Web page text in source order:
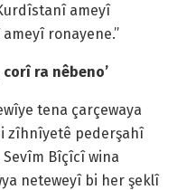
ameyî
ronayene.”
ra nêbeno’
tena çarçewaya
zîhnîyetê pederşahî
Bîçîcî wina
neteweyî bi her şeklî